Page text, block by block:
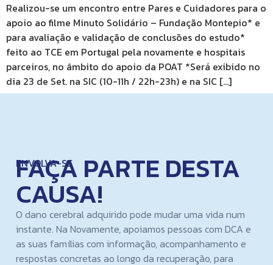
Realizou-se um encontro entre Pares e Cuidadores para o
apoio ao filme Minuto Solidário – Fundação Montepio* e
para avaliação e validação de conclusões do estudo*
feito ao TCE em Portugal pela novamente e hospitais
parceiros, no âmbito do apoio da POAT *Será exibido no
dia 23 de Set. na SIC (10-11h / 22h-23h) e na SIC […]
ENVOLVA-SE
FAÇA PARTE DESTA
CAUSA!
O dano cerebral adquirido pode mudar uma vida num
instante. Na Novamente, apoiamos pessoas com DCA e
as suas famílias com informação, acompanhamento e
respostas concretas ao longo da recuperação, para